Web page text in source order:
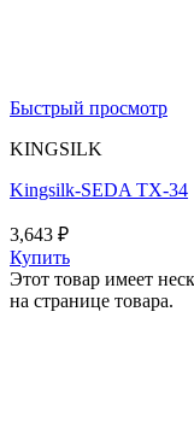
Быстрый просмотр
KINGSILK
Kingsilk-SEDA TX-34
3,643 ₽
Купить
Этот товар имеет
на странице товара.